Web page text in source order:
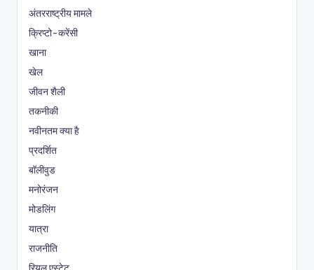
अंतरराष्ट्रीय मामले
क्रिप्टो-करेंसी
खाना
खेल
जीवन शैली
तकनीकी
नवीनतम क्या है
प्रदर्शित
बॉलीवुड
मनोरंजन
मोडलिंग
यात्रा
राजनीति